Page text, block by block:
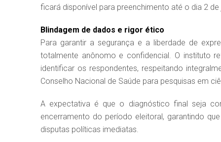
ficará disponível para preenchimento até o dia 2 de
Blindagem de dados e rigor ético
Para garantir a segurança e a liberdade de
totalmente anônomo e confidencial. O instituto
identificar os respondentes, respeitando
Conselho Nacional de Saúde para pesquisas em
A expectativa é que o diagnóstico final seja
encerramento do período eleitoral, garantindo
disputas políticas imediatas.